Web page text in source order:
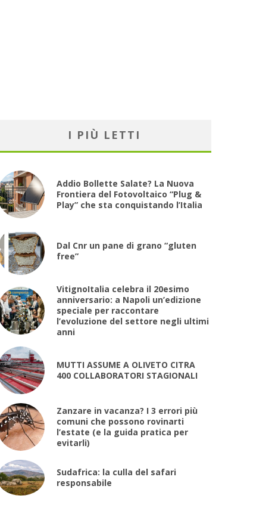
I PIÙ LETTI
Addio Bollette Salate? La Nuova
Frontiera del Fotovoltaico “Plug &
Play” che sta conquistando l’Italia
Dal Cnr un pane di grano “gluten
free”
VitignoItalia celebra il 20esimo
anniversario: a Napoli un’edizione
speciale per raccontare
l’evoluzione del settore negli ultimi
anni
MUTTI ASSUME A OLIVETO CITRA
400 COLLABORATORI STAGIONALI
Zanzare in vacanza? I 3 errori più
comuni che possono rovinarti
l’estate (e la guida pratica per
evitarli)
Sudafrica: la culla del safari
responsabile